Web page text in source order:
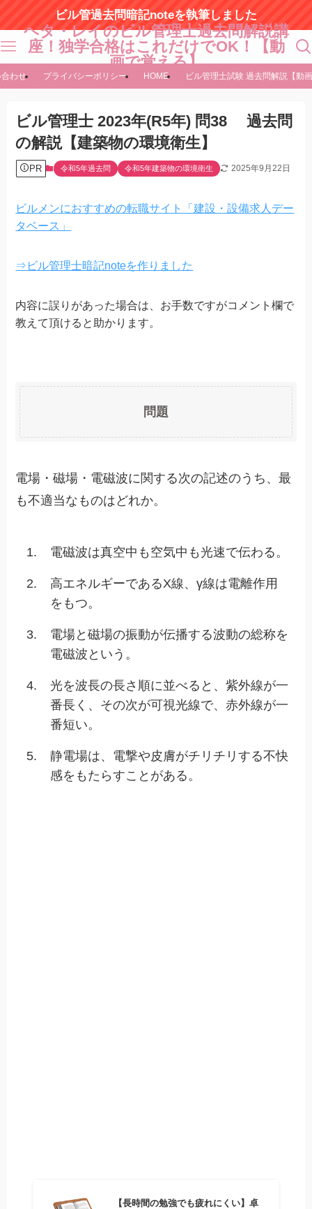
ビル管過去問暗記noteを執筆しました
ヘタ・レイのビル管理士過去問解説講
座！独学合格はこれだけでOK！【動
画で覚える】
わせ プライバシーポリシー HOME ビル管理士試験 過去問解説【動
ビル管理士 2023年(R5年) 問38 過去問
の解説【建築物の環境衛生】
PR 令和5年過去問 令和5年建築物の環境衛生 2025年9月22日
ビルメンにおすすめの転職サイト「建設・設備求人デー
タベース」
⇒ビル管理士暗記noteを作りました
内容に誤りがあった場合は、お手数ですがコメント欄で
教えて頂けると助かります。
問題
電場・磁場・電磁波に関する次の記述のうち、最
も不適当なものはどれか。
1. 電磁波は真空中も空気中も光速で伝わる。
2.
高エネルギーであるX線、γ線は電離作用
をもつ。
3.
電場と磁場の振動が伝播する波動の総称を
電磁波という。
4.
光を波長の長さ順に並べると、紫外線が一
番長く、その次が可視光線で、赤外線が一
番短い。
5.
静電場は、電撃や皮膚がチリチリする不快
感をもたらすことがある。
【長時間の勉強でも疲れにくい】卓